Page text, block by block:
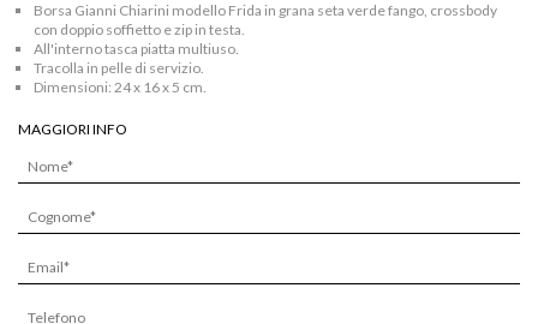
Borsa Gianni Chiarini modello Frida in grana seta verde fango, crossbody
con doppio soffietto e zip in testa.
All'interno tasca piatta multiuso.
Tracolla in pelle di servizio.
Dimensioni: 24 x 16 x 5 cm.
MAGGIORI INFO